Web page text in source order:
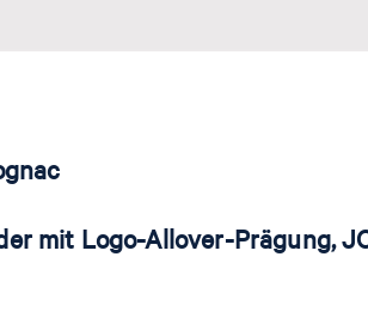
mit Logo-Allover-Prägung,